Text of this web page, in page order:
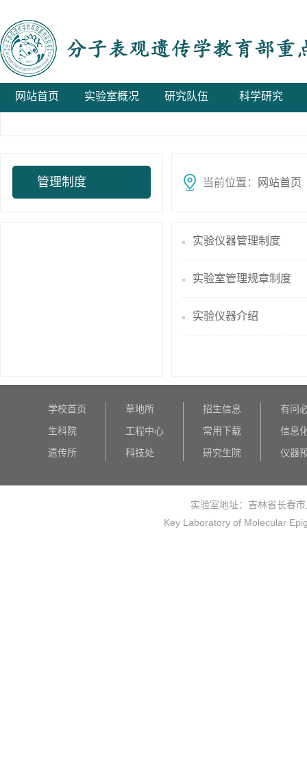
网站首页 实验室概况 研究队伍 科学研究
管理制度 当前位置： 网站首页
实验仪器管理制度
实验室管理规章制度
实验仪器介绍
学校首页
生科院
遗传所
草地所
工程中心
科技处
招生信息
常用下载
研究生院
有问
信息
仪器
实验室地址：吉林省长春
Key Laboratory of Molecular